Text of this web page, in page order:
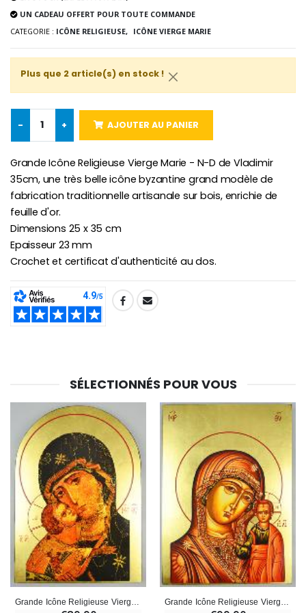
€78.00 €58.50
€9.90
€4.90
€5.00
€23.00
UN CADEAU OFFERT POUR TOUTE COMMANDE
CATEGORIE : ICÔNE RELIGIEUSE, ICÔNE VIERGE MARIE
Plus que 2 article(s) en stock !
- + AJOUTER AU PANIER
Grande Icône Religieuse Vierge Marie - N-D de Vladimir
35cm, une très belle icône byzantine grand modèle de
fabrication traditionnelle artisanale sur bois, enrichie de
feuille d'or.
Dimensions 25 x 35 cm
Epaisseur 23 mm
Crochet et certificat d'authenticité au dos.
SHARE:
SÉLECTIONNÉS POUR VOUS